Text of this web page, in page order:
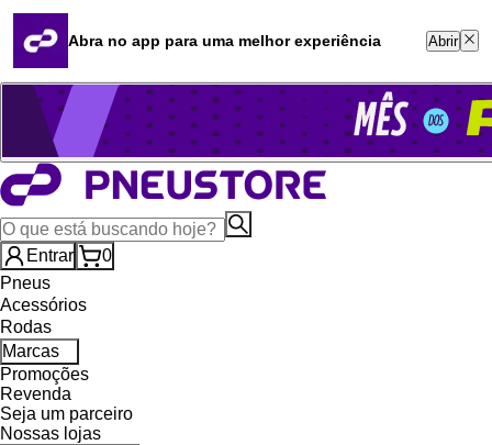
Quero revender
Blog
Whatsapp (16) 99764-8401
Televendas (47) 3046-2551
Entrar
0
Pneus
Acessórios
Rodas
Marcas
Promoções
Revenda
Seja um parceiro
Nossas lojas
Abra no app para uma melhor experiência Abrir